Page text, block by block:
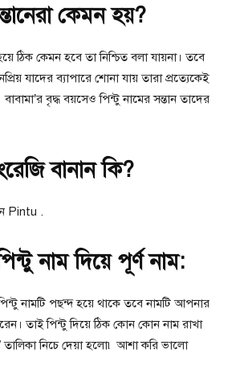
কেমন হয়?
ঠিক কেমন হবে তা নিশ্চিত বলা যায়না। তবে
যাদের ব্যাপারে শোনা যায় তারা প্রত্যেকেই
বৃদ্ধ বয়সেও পিন্টু নামের সন্তান তাদের
বানান কি?
Pintu .
নাম দিয়ে পূর্ণ নাম:
নামটি পছন্দ হয়ে থাকে তবে নামটি আপনার
তাই পিন্টু দিয়ে ঠিক কোন কোন নাম রাখা
নিচে দেয়া হলো৷ আশা করি ভালো